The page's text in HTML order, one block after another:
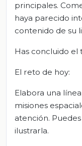
principales.
haya parecido
contenido de su
Has concluido el
El reto de hoy:
Elabora una
misiones
atención.
ilustrarla.